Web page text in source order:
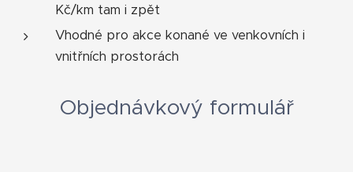
Kč/km tam i zpět
Vhodné pro akce konané ve venkovních i
vnitřních prostorách
Objednávkový formulář